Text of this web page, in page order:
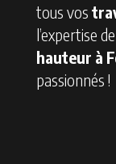
tous vos
l’expertise
hauteur à
passionnés !